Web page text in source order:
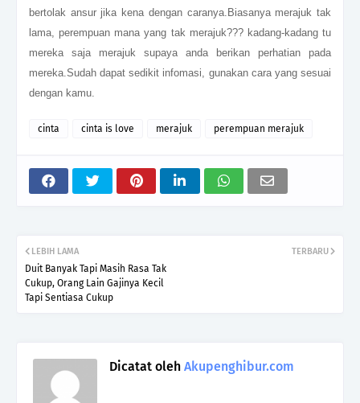
bertolak ansur jika kena dengan caranya.Biasanya merajuk tak
lama, perempuan mana yang tak merajuk??? kadang-kadang tu
mereka saja merajuk supaya anda berikan perhatian pada
mereka.Sudah dapat sedikit infomasi, gunakan cara yang sesuai
dengan kamu.
cinta cinta is love merajuk perempuan merajuk
TERBARU
LEBIH LAMA
Duit Banyak Tapi Masih Rasa Tak
Cukup, Orang Lain Gajinya Kecil
Tapi Sentiasa Cukup
Dicatat oleh Akupenghibur.com